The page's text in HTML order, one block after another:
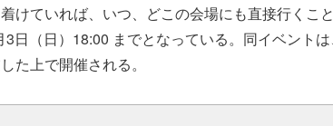
けていれば、いつ、どこの会場にも直接行くこ
3日（日）18:00 までとなっている。同イベント
た上で開催される。